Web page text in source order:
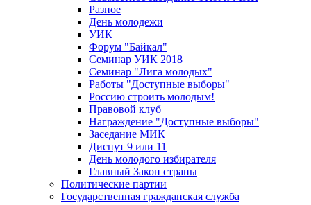
Разное
День молодежи
УИК
Форум "Байкал"
Семинар УИК 2018
Семинар "Лига молодых"
Работы "Доступные выборы"
Россию строить молодым!
Правовой клуб
Награждение "Доступные выборы"
Заседание МИК
Диспут 9 или 11
День молодого избирателя
Главный Закон страны
Политические партии
Государственная гражданская служба